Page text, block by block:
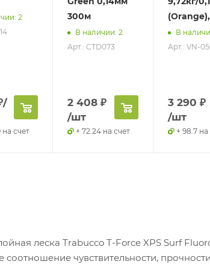
2
/
на счет
300м
В наличии: 2
Арт.: CTD073
2 408 ₽
/шт
+ 72.24 на счет
В
Арт.: VN-
3 290 ₽
/шт
+ 98.7 на
леска Trabucco T-Force XPS Surf
чувствительности,